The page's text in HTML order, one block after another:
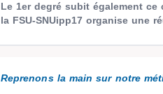
Le 1er degré subit également ce
la FSU-SNUipp17 organise une
Reprenons la main sur notre